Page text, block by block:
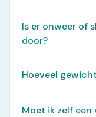
Is er onweer of
door?
Hoeveel
Moet ik zelf